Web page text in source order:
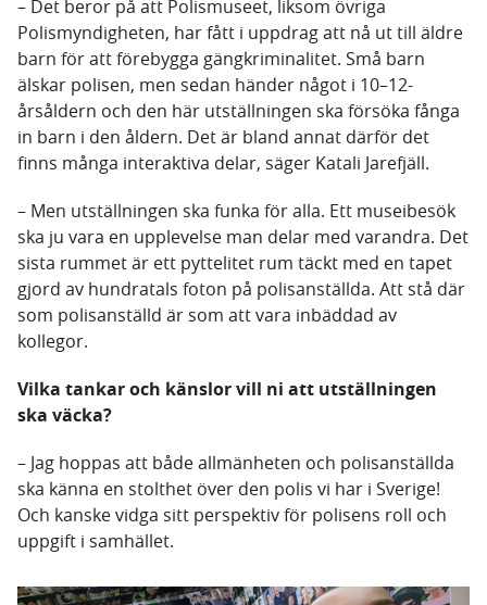
– Det beror på att Polismuseet, liksom övriga
Polismyndigheten, har fått i uppdrag att nå ut till äldre
barn för att förebygga gängkriminalitet. Små barn
älskar polisen, men sedan händer något i 10–12-
årsåldern och den här utställningen ska försöka fånga
in barn i den åldern. Det är bland annat därför det
finns många interaktiva delar, säger Katali Jarefjäll.
– Men utställningen ska funka för alla. Ett museibesök
ska ju vara en upplevelse man delar med varandra. Det
sista rummet är ett pyttelitet rum täckt med en tapet
gjord av hundratals foton på polisanställda. Att stå där
som polisanställd är som att vara inbäddad av
kollegor.
Vilka tankar och känslor vill ni att utställningen
ska väcka?
– Jag hoppas att både allmänheten och polisanställda
ska känna en stolthet över den polis vi har i Sverige!
Och kanske vidga sitt perspektiv för polisens roll och
uppgift i samhället.